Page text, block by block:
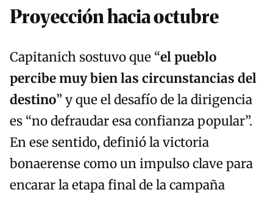
Proyección hacia octubre
Capitanich sostuvo que “el pueblo
percibe muy bien las circunstancias del
destino” y que el desafío de la dirigencia
es “no defraudar esa confianza popular”.
En ese sentido, definió la victoria
bonaerense como un impulso clave para
encarar la etapa final de la campaña